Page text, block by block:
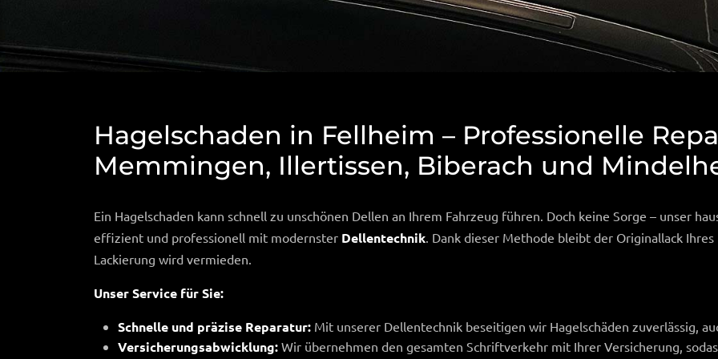
Hagelschaden in Fellheim – Professionelle
Memmingen, Illertissen, Biberach und
Ein Hagelschaden kann schnell zu unschönen Dellen an Ihrem Fahrzeug führen. Doch keine Sorge – unser
effizient und professionell mit modernster Dellentechnik. Dank dieser Methode bleibt der Originallack
Lackierung wird vermieden.
Unser Service für Sie:
Schnelle und präzise Reparatur: Mit unserer Dellentechnik beseitigen wir Hagelschäden zuverlässig,
Versicherungsabwicklung: Wir übernehmen den gesamten Schriftverkehr mit Ihrer Versicherung,